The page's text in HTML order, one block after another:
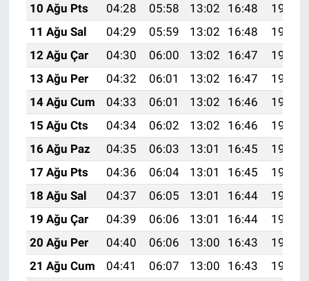
10 Ağu Pts
04:28 05:58 13:02 16:48
19:57
11 Ağu Sal
04:29 05:59 13:02 16:48
19:56
12 Ağu Çar
04:30 06:00 13:02 16:47
19:54
13 Ağu Per
04:32 06:01 13:02 16:47
19:53
14 Ağu Cum
04:33 06:01 13:02 16:46
19:52
15 Ağu Cts
04:34 06:02 13:02 16:46
19:51
16 Ağu Paz
04:35 06:03 13:01 16:45
19:50
17 Ağu Pts
04:36 06:04 13:01 16:45
19:48
18 Ağu Sal
04:37 06:05 13:01 16:44
19:47
19 Ağu Çar
04:39 06:06 13:01 16:44
19:46
20 Ağu Per
04:40 06:06 13:00 16:43
19:45
21 Ağu Cum
04:41 06:07 13:00 16:43
19:43